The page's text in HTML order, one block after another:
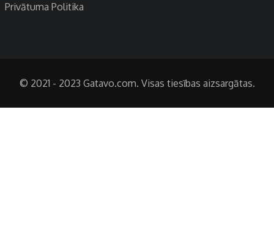
Privātuma Politika
© 2021 - 2023 Gatavo.com. Visas tiesības aizsargātas.